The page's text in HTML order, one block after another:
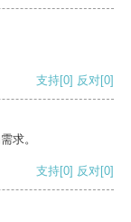
支持[0] 反对[0]
求。
支持[0] 反对[0]